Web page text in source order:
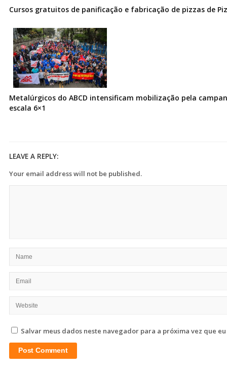
Cursos gratuitos de panificação e fabricação de pizzas de
Metalúrgicos do ABCD intensificam mobilização pela
escala 6×1
LEAVE A REPLY:
Your email address will not be published.
Salvar meus dados neste navegador para a próxima vez que